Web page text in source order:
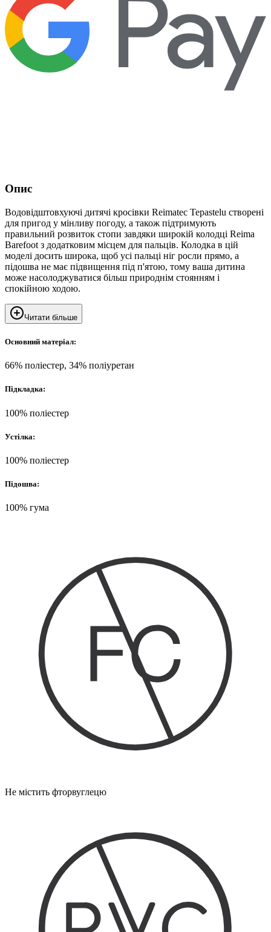
Опис
Водовідштовхуючі дитячі кросівки Reimatec Tepastelu створені
для пригод у мінливу погоду, а також підтримують
правильний розвиток стопи завдяки широкій колодці Reima
Barefoot з додатковим місцем для пальців. Колодка в цій
моделі досить широка, щоб усі пальці ніг росли прямо, а
підошва не має підвищення під п'ятою, тому ваша дитина
може насолоджуватися більш природнім стоянням і
спокійною ходою.
Читати більше
Основний матеріал:
66% поліестер, 34% поліуретан
Підкладка:
100% поліестер
Устілка:
100% поліестер
Підошва:
100% гума
Не містить фторвуглецю